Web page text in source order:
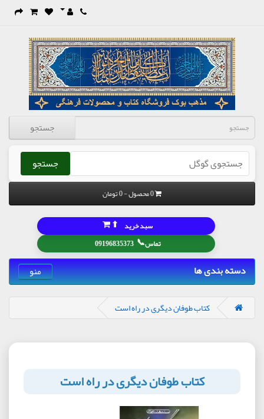
جستجو
جستجو
0 محصول - 0 تومان
تماس📞
09196835373
سبد خرید ⬆
دسته بندی ها منو
کتاب طوفان دیگری در راه است
کتاب طوفان دیگری در راه است